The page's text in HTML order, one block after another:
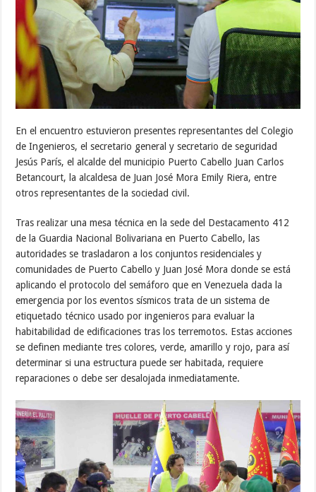
En el encuentro estuvieron presentes representantes del Colegio
de Ingenieros, el secretario general y secretario de seguridad
Jesús París, el alcalde del municipio Puerto Cabello Juan Carlos
Betancourt, la alcaldesa de Juan José Mora Emily Riera, entre
otros representantes de la sociedad civil.
Tras realizar una mesa técnica en la sede del Destacamento 412
de la Guardia Nacional Bolivariana en Puerto Cabello, las
autoridades se trasladaron a los conjuntos residenciales y
comunidades de Puerto Cabello y Juan José Mora donde se está
aplicando el protocolo del semáforo que en Venezuela dada la
emergencia por los eventos sísmicos trata de un sistema de
etiquetado técnico usado por ingenieros para evaluar la
habitabilidad de edificaciones tras los terremotos. Estas acciones
se definen mediante tres colores, verde, amarillo y rojo, para así
determinar si una estructura puede ser habitada, requiere
reparaciones o debe ser desalojada inmediatamente.